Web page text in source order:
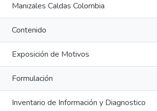
Manizales Caldas Colombia
Contenido
Exposición de Motivos
Formulación
Inventario de Información y Diagnostico